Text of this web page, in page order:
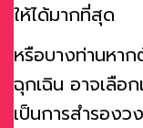
ให้ได้มากที่สุด
หรือบางท่านหา
ฉุกเฉิน อาจเลือ
เป็นการสำรองว